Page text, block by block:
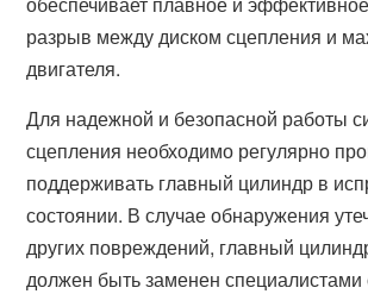
разрыв между диском сцепления и
двигателя.
Для надежной и безопасной работы
сцепления необходимо регулярно
поддерживать главный цилиндр в
состоянии. В случае обнаружения
других повреждений, главный
должен быть заменен специалистами